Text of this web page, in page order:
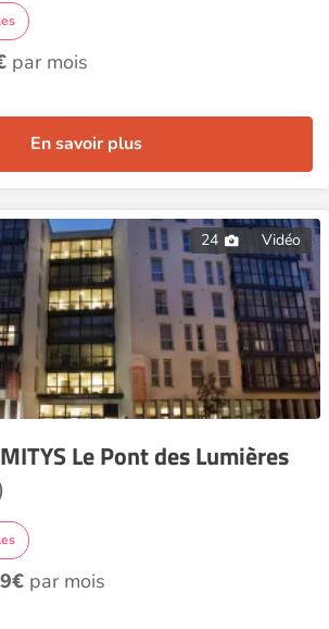
par mois
En savoir plus
24 Vidéo
Le Pont des Lumières
par mois